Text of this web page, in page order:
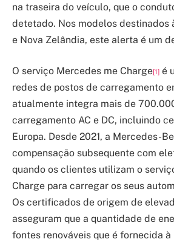
na traseira do veículo, que o
detetado. Nos modelos destinados
e Nova Zelândia, este alerta é um
O serviço Mercedes me Charge[1] é
redes de postos de carregamento
atualmente integra mais de
carregamento AC e DC, incluindo
Europa. Desde 2021, a Mercedes-
compensação subsequente com
quando os clientes utilizam o
Charge para carregar os seus
Os certificados de origem de
asseguram que a quantidade de
fontes renováveis que é fornecida